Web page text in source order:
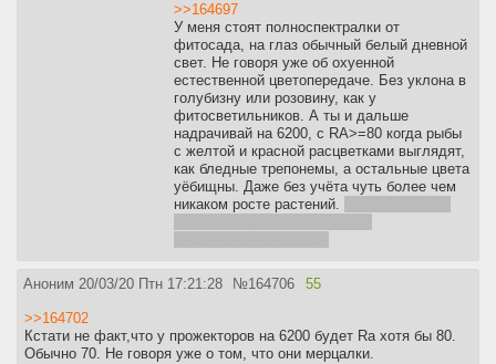
>>164697
У меня стоят полноспектралки от
фитосада, на глаз обычный белый дневной
свет. Не говоря уже об охуенной
естественной цветопередаче. Без уклона в
голубизну или розовину, как у
фитосветильников. А ты и дальше
надрачивай на 6200, с RA>=80 когда рыбы
с желтой и красной расцветками выглядят,
как бледные трепонемы, а остальные цвета
уёбищны. Даже без учёта чуть более чем
никаком росте растений.
Аноним 20/03/20 Птн 17:21:28 №164706 55
>>164702
Кстати не факт,что у прожекторов на 6200 будет Ra хотя бы 80.
Обычно 70. Не говоря уже о том, что они мерцалки.